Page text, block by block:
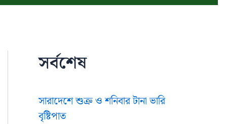
সর্বশেষ
সারাদেশে শুক্র ও শনিবার টানা ভারি
বৃষ্টিপাত